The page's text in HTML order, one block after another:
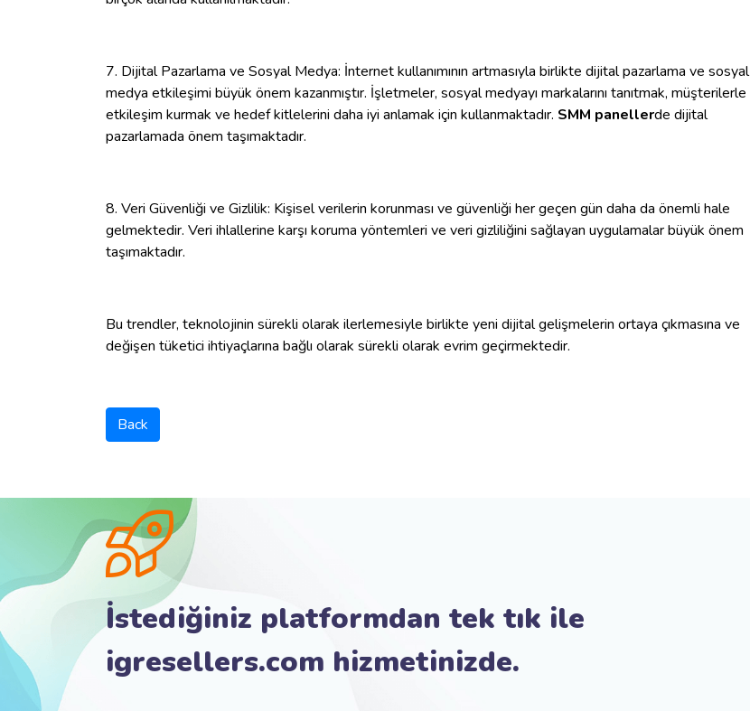
7. Dijital Pazarlama ve Sosyal Medya: İnternet kullanımının artmasıyla birlikte dijital pazarlama ve sosyal
medya etkileşimi büyük önem kazanmıştır. İşletmeler, sosyal medyayı markalarını tanıtmak, müşterilerle
etkileşim kurmak ve hedef kitlelerini daha iyi anlamak için kullanmaktadır. SMM panellerde dijital
pazarlamada önem taşımaktadır.
8. Veri Güvenliği ve Gizlilik: Kişisel verilerin korunması ve güvenliği her geçen gün daha da önemli hale
gelmektedir. Veri ihlallerine karşı koruma yöntemleri ve veri gizliliğini sağlayan uygulamalar büyük önem
taşımaktadır.
Bu trendler, teknolojinin sürekli olarak ilerlemesiyle birlikte yeni dijital gelişmelerin ortaya çıkmasına ve
değişen tüketici ihtiyaçlarına bağlı olarak sürekli olarak evrim geçirmektedir.
Back
İstediğiniz platformdan tek tık ile
igresellers.com hizmetinizde.